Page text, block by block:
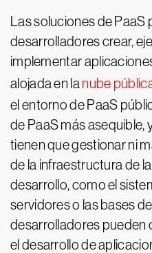
Las soluciones de PaaS
desarrolladores crear,
implementar
alojada en la nube
el entorno de PaaS
de PaaS más asequible,
tienen que gestionar ni
de la infraestructura de
desarrollo, como el
servidores o las bases
desarrolladores pueden
el desarrollo de